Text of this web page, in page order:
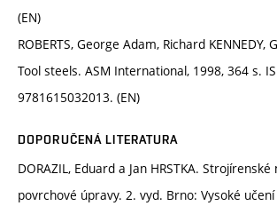
(EN)
ROBERTS, George Adam, Richard KENNEDY,
Tool steels. ASM International, 1998, 364 s.
9781615032013. (EN)
DOPORUČENÁ LITERATURA
DORAZIL, Eduard a Jan HRSTKA.
povrchové úpravy. 2. vyd. Brno: Vysoké